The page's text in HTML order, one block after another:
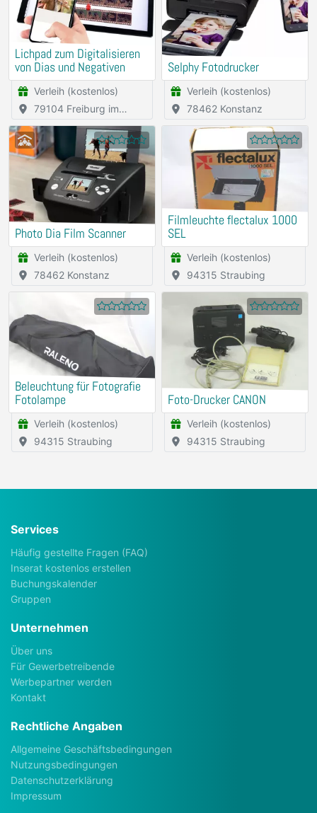
Lichpad zum Digitalisieren
von Dias und Negativen
Verleih (kostenlos)
Breisgau
Selphy Fotodrucker
Verleih (kostenlos)
78462 Konstanz
Photo Dia Film Scanner
Verleih (kostenlos)
78462 Konstanz
Filmleuchte flectalux 1000
SEL
Verleih (kostenlos)
94315 Straubing
Beleuchtung für Fotografie
Fotolampe
Verleih (kostenlos)
94315 Straubing
Foto-Drucker CANON
Verleih (kostenlos)
94315 Straubing
Services
Häufig gestellte Fragen (FAQ)
Inserat kostenlos erstellen
Buchungskalender
Gruppen
Unternehmen
Über uns
Für Gewerbetreibende
Werbepartner werden
Kontakt
Rechtliche Angaben
Allgemeine Geschäftsbedingungen
Nutzungsbedingungen
Datenschutzerklärung
Impressum